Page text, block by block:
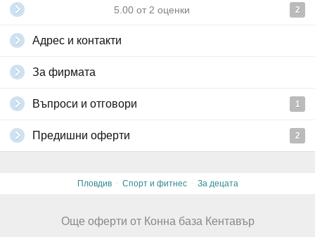
5.00 от 2 оценки 2
Адрес и контакти
За фирмата
Въпроси и отговори 1
Предишни оферти 2
Пловдив · Спорт и фитнес · За децата
Още оферти от Конна база Кентавър